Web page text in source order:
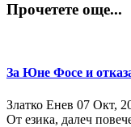
Прочетете още...
За Юне Фосе и
Златко Енев 07 Окт,
От езика, далеч